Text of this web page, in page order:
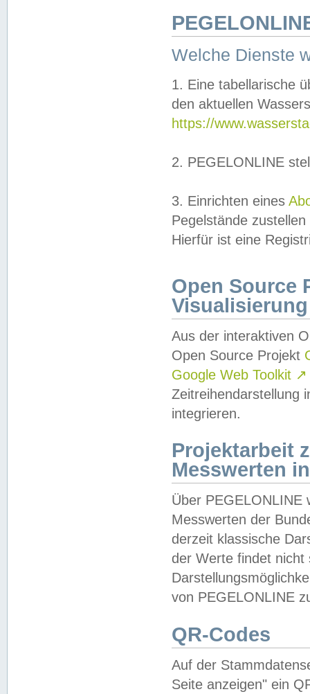
Welche Dienste
1. Eine tabellarische
den aktuellen
https://
2. PEGELONLINE
3. Einrichten eines
Pegelstände
Hierfür ist eine
Open Source
Visualisierung
Aus der interaktiven
Open Source Projekt
Google Web Toolkit ↗
Zeitreihendarstellung
integrieren.
Projektarbeit
Messwerten
Über PEGELONLINE
Messwerten der
derzeit klassische
der Werte findet
von PEGELONLINE
QR-Codes
Auf der
Seite anzeigen" ein